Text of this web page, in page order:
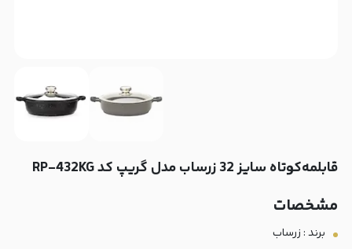
قابلمه‌کوتاه سایز 32 زرساب مدل گریپ کد RP-432KG
مشخصات
برند : زرساب